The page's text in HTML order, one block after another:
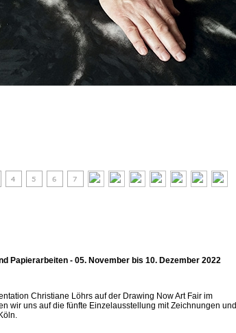
Papierarbeiten - 05. November bis 10. Dezember 2022
Christiane Löhrs auf der Drawing Now Art Fair im
wir uns auf die fünfte Einzelausstellung mit Zeichnungen und